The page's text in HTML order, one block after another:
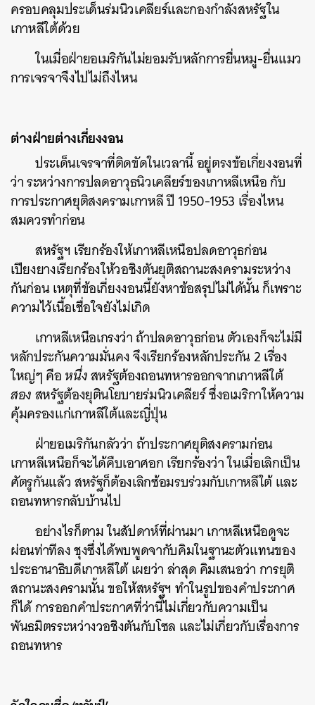
ครอบคลุมประเด็นร่มนิวเคลียร์และกองกำลังสหรัฐใน
เกาหลีใต้ด้วย
ในเมื่อฝ่ายอเมริกันไม่ยอมรับหลักการยื่นหมู-ยื่นแมว
การเจรจาจึงไปไม่ถึงไหน
ต่างฝ่ายต่างเกี่ยงงอน
ประเด็นเจรจาที่ติดขัดในเวลานี้ อยู่ตรงข้อเกี่ยงงอนที่
ว่า ระหว่างการปลดอาวุธนิวเคลียร์ของเกาหลีเหนือ กับ
การประกาศยุติสงครามเกาหลี ปี 1950-1953 เรื่องไหน
สมควรทำก่อน
สหรัฐฯ เรียกร้องให้เกาหลีเหนือปลดอาวุธก่อน
เปียงยางเรียกร้องให้วอชิงตันยุติสถานะสงครามระหว่าง
กันก่อน เหตุที่ข้อเกี่ยงงอนนี้ยังหาข้อสรุปไม่ได้นั้น ก็เพราะ
ความไว้เนื้อเชื่อใจยังไม่เกิด
เกาหลีเหนือเกรงว่า ถ้าปลดอาวุธก่อน ตัวเองก็จะไม่มี
หลักประกันความมั่นคง จึงเรียกร้องหลักประกัน 2 เรื่อง
ใหญ่ๆ คือหนึ่งสหรัฐต้องถอนทหารออกจากเกาหลีใต้
สองสหรัฐต้องยุตินโยบายร่มนิวเคลียร์ ซึ่งอเมริกาให้ความ
คุ้มครองแก่เกาหลีใต้และญี่ปุ่น
ฝ่ายอเมริกันกลัวว่า ถ้าประกาศยุติสงครามก่อน
เกาหลีเหนือก็จะได้คืบเอาศอก เรียกร้องว่า ในเมื่อเลิกเป็น
ศัตรูกันแล้ว สหรัฐก็ต้องเลิกซ้อมรบร่วมกับเกาหลีใต้ และ
ถอนทหารกลับบ้านไป
อย่างไรก็ตาม ในสัปดาห์ที่ผ่านมา เกาหลีเหนือดูจะ
ผ่อนท่าทีลง ชุงซึ่งได้พบพูดจากับคิมในฐานะตัวแทนของ
ประธานาธิบดีเกาหลีใต้ เผยว่า ล่าสุด คิมเสนอว่า การยุติ
สถานะสงครามนั้น ขอให้สหรัฐฯ ทำในรูปของคำประกาศ
ก็ได้ การออกคำประกาศที่ว่านี้ไม่เกี่ยวกับความเป็น
พันธมิตรระหว่างวอชิงตันกับโซล และไม่เกี่ยวกับเรื่องการ
ถอนทหาร
SHARE TWEET LINE EMAIL